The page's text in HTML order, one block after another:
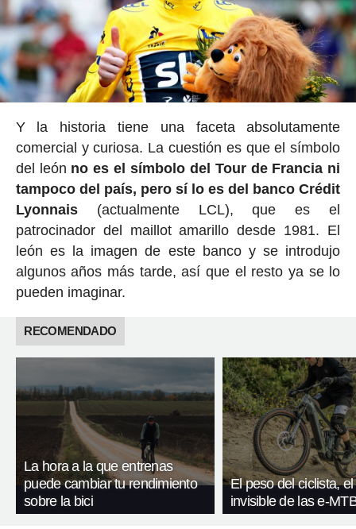
Y la historia tiene una faceta absolutamente
comercial y curiosa. La cuestión es que el símbolo
del león no es el símbolo del Tour de Francia ni
tampoco del país, pero sí lo es del banco Crédit
Lyonnais(actualmente LCL), que es el
patrocinador del maillot amarillo desde 1981. El
león es la imagen de este banco y se introdujo
algunos años más tarde, así que el resto ya se lo
pueden imaginar.
RECOMENDADO
La hora a la que entrenas
puede cambiar tu rendimiento
sobre la bici
El peso del ciclista,
invisible de las e-